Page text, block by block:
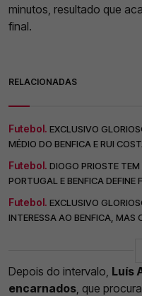
minutos, resultado que
final.
RELACIONADAS
Futebol. EXCLUSIVO
MÉDIO DO BENFICA E RUI
Futebol. DIOGO PRIOSTE
PORTUGAL E BENFICA DEFINE
Futebol. EXCLUSIVO
INTERESSA AO BENFICA, MAS
Depois do intervalo, Luís
encarnados , que